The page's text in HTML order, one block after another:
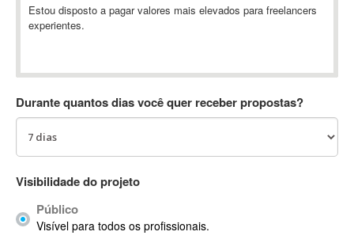
Abstract
Abstract Window Toolkit (AWT)
AC Drives
ACARS
AccountMate
Acrobat
Acrobat X
Estou disposto a pagar valores mais elevados para freelancers
experientes.
Durante quantos dias você quer receber propostas?
Visibilidade do projeto
Público
Visível para todos os profissionais.